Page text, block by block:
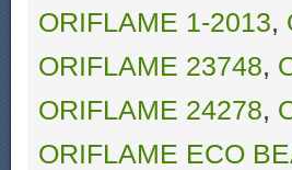
ORIFLAME 1-2013,
ORIFLAME 23748,
ORIFLAME 24278,
ORIFLAME ECO